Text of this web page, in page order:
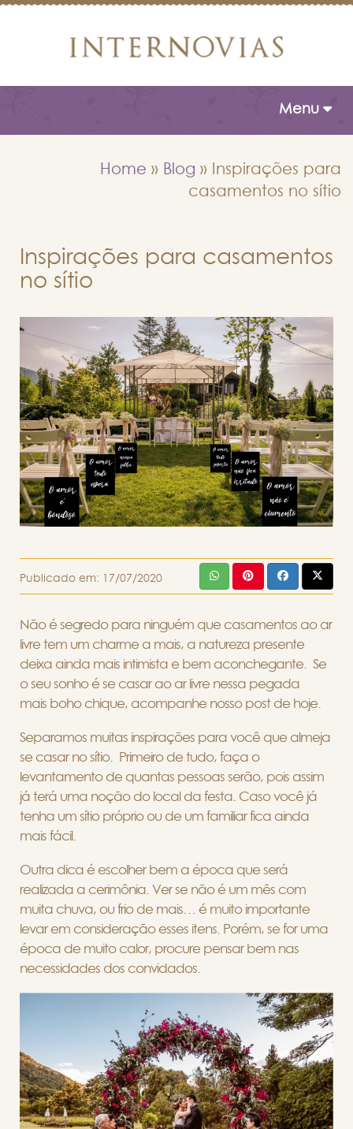
Toggle
Menu
Home » Blog » Inspirações para
casamentos no sítio
Inspirações para casamentos
no sítio
Publicado em: 17/07/2020
Não é segredo para ninguém que casamentos ao ar
livre tem um charme a mais, a natureza presente
deixa ainda mais intimista e bem aconchegante. Se
o seu sonho é se casar ao ar livre nessa pegada
mais boho chique, acompanhe nosso post de hoje.
Separamos muitas inspirações para você que almeja
se casar no sítio. Primeiro de tudo, faça o
levantamento de quantas pessoas serão, pois assim
já terá uma noção do local da festa. Caso você já
tenha um sítio próprio ou de um familiar fica ainda
mais fácil.
Outra dica é escolher bem a época que será
realizada a cerimônia. Ver se não é um mês com
muita chuva, ou frio de mais… é muito importante
levar em consideração esses itens. Porém, se for uma
época de muito calor, procure pensar bem nas
necessidades dos convidados.